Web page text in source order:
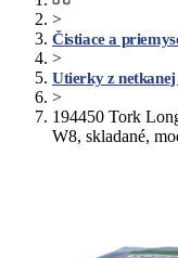
>
Čistiace a
>
Utierky z
>
194450 Tork
W8, skladané,